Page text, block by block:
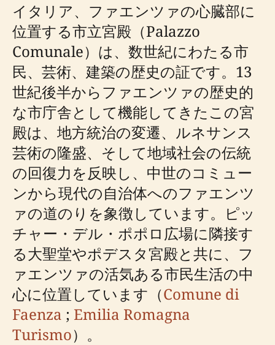
イタリア、ファエンツァの心臓部に
位置する市立宮殿（Palazzo
Comunale）は、数世紀にわたる市
民、芸術、建築の歴史の証です。13
世紀後半からファエンツァの歴史的
な市庁舎として機能してきたこの宮
殿は、地方統治の変遷、ルネサンス
芸術の隆盛、そして地域社会の伝統
の回復力を反映し、中世のコミュー
ンから現代の自治体へのファエンツ
ァの道のりを象徴しています。ピッ
チャー・デル・ポポロ広場に隣接す
る大聖堂やポデスタ宮殿と共に、フ
ァエンツァの活気ある市民生活の中
心に位置しています（Comune di
Faenza ; Emilia Romagna
Turismo）。